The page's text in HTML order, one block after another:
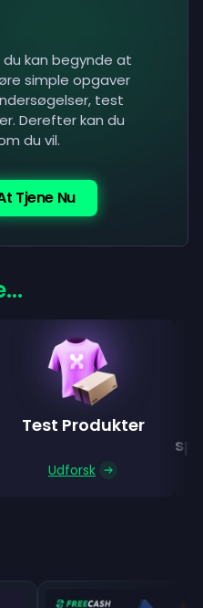
du kan begynde at
simple opgaver
test
Derefter kan du
du vil.
Tjene Nu
Test Produkter
Udforsk